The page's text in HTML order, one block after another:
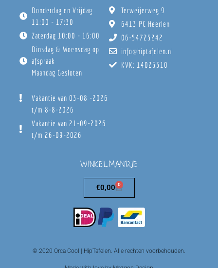
Donderdag en Vrijdag
11:00 - 17:30
Zaterdag 10:00 - 16:00
Dinsdag & Woensdag op
afspraak
Maandag Gesloten
Vakantie van 03-08 -2026
t/m 8-8-2026
Vakantie van 21-09-2026
t/m 26-09-2026
Terweijerweg 9
6413 PC Heerlen
06-54725242
info@hiptafelen.nl
KVK: 14025310
WINKELMANDJE
€0,00 0
© 2020 Orca Cool | HipTafelen. Alle rechten voorbehouden.